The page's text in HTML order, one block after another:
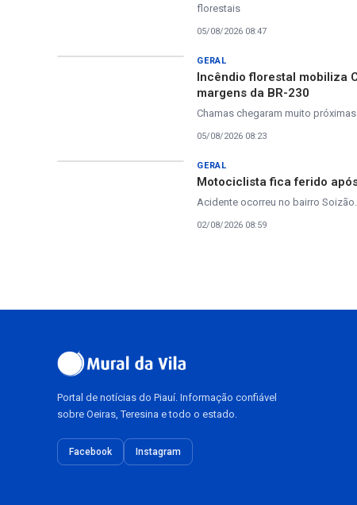
florestais
05/08/2026 08:47
GERAL
Incêndio florestal mobiliza
margens da BR-230
Chamas chegaram muito
05/08/2026 08:23
GERAL
Motociclista fica ferido
Acidente ocorreu no bairro
02/08/2026 08:59
Portal de notícias do Piauí. Informação confiável
sobre Oeiras, Teresina e todo o estado.
Facebook Instagram